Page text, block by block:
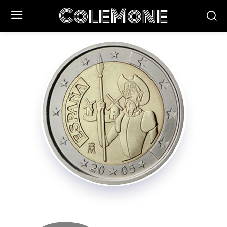
ColeMone